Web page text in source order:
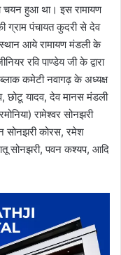
चयन हुआ था। इस रामायण
ग्राम पंचायत कुदरी से देव
आये रामायण मंडली के
रवि पाण्डेय जी के द्वारा
कमेटी नवागढ़ के अध्यक्ष
छोटू यादव, देव मानस मंडली
रामेश्वर सोनझरी
सोनझरी कोरस, रमेश
सोनझरी, पवन कश्यप, आदि